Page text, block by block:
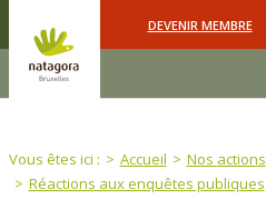
DEVENIR MEMBRE
You are here:
Vous êtes ici : Accueil Nos actions
Réactions aux enquêtes publiques